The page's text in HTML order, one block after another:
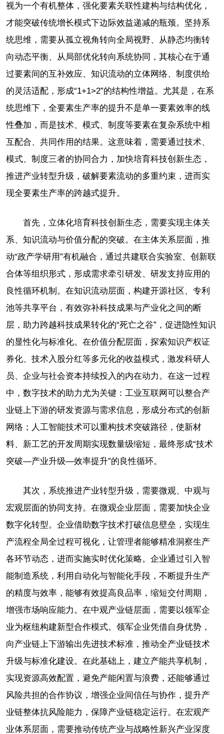
视为一个有机整体，强化要素关联性建构与结构优化，
才能突破传统增长模式下边际效益递减的瓶颈。坚持系
统思维，需要从孤立视角转向全局视野、从静态均衡转
向动态平衡、从局部优化转向系统协同，其核心在于通
过要素间的互补效应、知识流动的立体网络、制度供给
的灵活适配，形成“1+1>2”的结构性增益。尤其是，在系
统思维下，全要素生产率的提升不是单一要素效率的线
性叠加，而是技术、模式、制度等要素在复杂系统中相
互配合、共同作用的结果。这意味着，需要通过技术、
模式、制度三者的协同合力，加快培育科技创新生态，
推进产业转型升级，破解要素流动的多重约束，进而实
现全要素生产率的跨越式提升。
首先，立体化培育科技创新生态，需要实现主体关
系、知识流动与价值分配的突破。在主体关系层面，推
动“政产学研用”有机融合，通过共建联合实验室、创新联
合体等组织形式，形成需求牵引研发、研发支持应用的
良性循环机制。在知识流动层面，构建开源社区、专利
池等共享平台，有效弥补科技成果与产业化之间的断
层，助力跨越科技成果转化的“死亡之谷”，促进隐性知识
的显性化与标准化。在价值分配层面，探索知识产权证
券化、技术入股分红等多元化的收益模式，激发科研人
员、企业与社会资本持续投入的内在动力。在这一过程
中，数字技术的助力尤为关键：工业互联网可以整合产
业链上下游的研发资源与需求信息，形成分布式的创新
网络；人工智能技术可以重构技术突破路径，使新材
料、新工艺的开发周期实现数量级缩短，最终形成“技术
突破—产业升级—效率提升”的良性循环。
其次，系统推进产业转型升级，需要微观、中观与
宏观层面的协同支持。在微观企业层面，需要加快企业
数字化转型。企业借助数字技术打破信息壁垒，实现生
产流程全局全过程可视化，让管理者能够精准洞察生产
各环节动态，进而实施实时优化策略。企业通过引入智
能制造系统，利用自动化与智能化手段，不断提升生产
的精度与效率，能够有效提高良品率，缩短交付周期，
增强市场响应能力。在中观产业链层面，需要以领军企
业为枢纽构建新型合作模式。领军企业凭借自身优势，
向产业链上下游输出先进技术标准，推动全产业链技术
升级与标准化建设。在此基础上，建立产能共享机制，
实现资源高效配置，避免产能闲置与浪费，还能够通过
风险共担的合作协议，增强企业间信任与协作，提升产
业链整体抗风险能力，保障产业链稳定运行。在宏观产
业体系层面，需要推动传统产业与战略性新兴产业深度